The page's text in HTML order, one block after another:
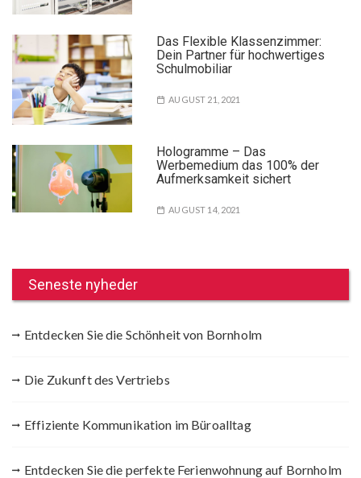
Das Flexible Klassenzimmer:
Dein Partner für hochwertiges
Schulmobiliar
AUGUST 21, 2021
Hologramme – Das
Werbemedium das 100% der
Aufmerksamkeit sichert
AUGUST 14, 2021
Seneste nyheder
Entdecken Sie die Schönheit von Bornholm
Die Zukunft des Vertriebs
Effiziente Kommunikation im Büroalltag
Entdecken Sie die perfekte Ferienwohnung auf Bornholm